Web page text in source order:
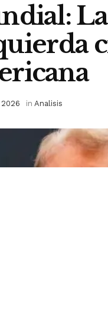
in Analisis